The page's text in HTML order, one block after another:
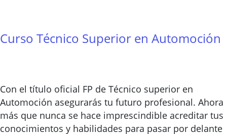
Curso Técnico Superior en Automoción
Con el título oficial FP de Técnico superior en
Automoción asegurarás tu futuro profesional. Ahora
más que nunca se hace imprescindible acreditar tus
conocimientos y habilidades para pasar por delante